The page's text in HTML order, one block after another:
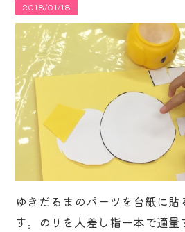
2018/01/18
ゆきだるまのパーツを台紙に貼
す。のりを人差し指一本で適量